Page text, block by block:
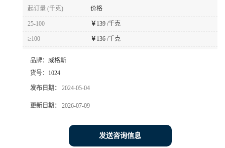
起订量 (千克) 价格
25-100 ￥139 /千克
≥100 ￥136 /千克
品牌： 威格斯
货号： 1024
发布日期： 2024-05-04
更新日期： 2026-07-09
发送咨询信息